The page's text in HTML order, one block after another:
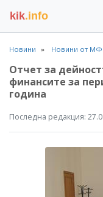
kik.info
Новини Новини от МФ
Отчет за
финансите за
година
Последна редакция: